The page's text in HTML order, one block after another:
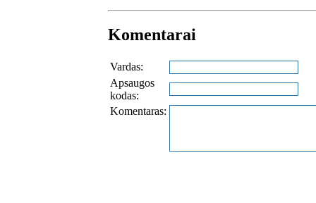
Komentarai
Vardas:
Apsaugos
kodas:
Komentaras: